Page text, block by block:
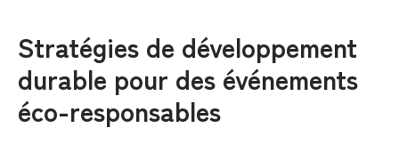
Stratégies de développement
durable pour des événements
éco-responsables